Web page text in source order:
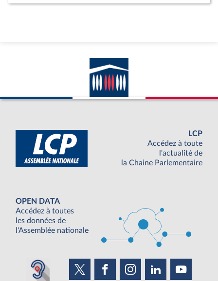
LCP
Accédez à toute
l'actualité de
la Chaine Parlementaire
OPEN DATA
Accédez à toutes
les données de
l'Assemblée nationale